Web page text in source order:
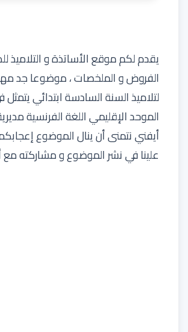
يقدم لكمموقع الأساتذة و التلاميذ
الفروض و الملخصات، موضوعا جد
لتلاميذالسنة السادسة ابتدائييتمثل
الموحد الإقليمي اللغة الفرنسية
أيفني نتمنى أن ينال الموضوع
علينا في نشر الموضوع و مشاركته